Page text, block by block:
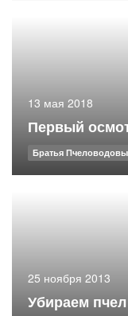
13 мая 2018
Первый
Братья Пчеловодовы
25 ноября 2013
Убираем